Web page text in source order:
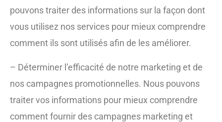
pouvons traiter des informations sur la façon dont
vous utilisez nos services pour mieux comprendre
comment ils sont utilisés afin de les améliorer.
– Déterminer l’efficacité de notre marketing et de
nos campagnes promotionnelles. Nous pouvons
traiter vos informations pour mieux comprendre
comment fournir des campagnes marketing et